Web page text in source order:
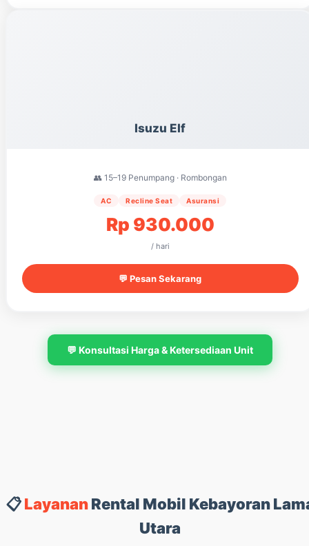
Isuzu Elf
👥 15–19 Penumpang · Rombongan
AC Recline Seat Asuransi
Rp 930.000
/ hari
💬 Pesan Sekarang
💬 Konsultasi Harga & Ketersediaan Unit
📋LayananRental Mobil Kebayoran
Utara